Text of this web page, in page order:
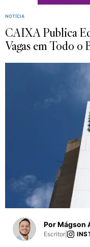
NOTÍCIA
CAIXA Publica
Vagas em Todo o
Por Mágson
Escritor